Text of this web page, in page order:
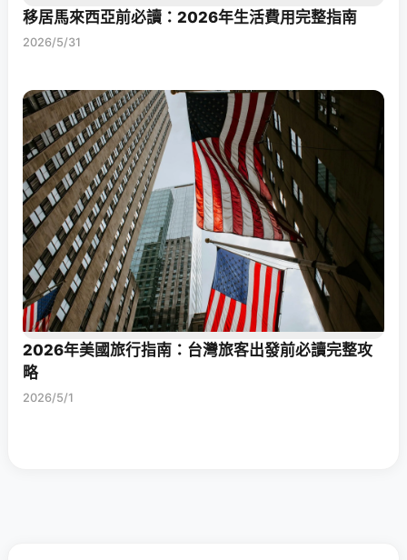
移居馬來西亞前必讀：2026年生活費用完整指南
2026/5/31
2026年美國旅行指南：台灣旅客出發前必讀完整攻
略
2026/5/1